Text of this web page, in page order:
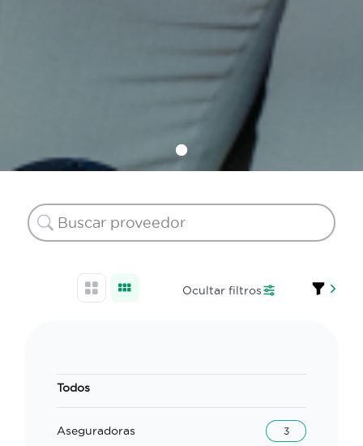
Ocultar filtros
Todos
Aseguradoras 3